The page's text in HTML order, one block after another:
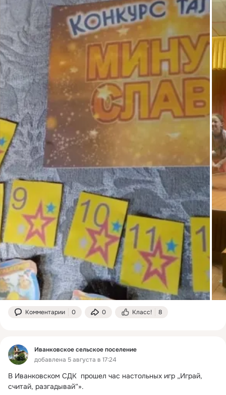
Комментарии 0 0 Класс! 8
Иванковское сельское поселение
добавлена 5 августа в 17:24
В Иванковском СДК  прошел час настольных игр „Играй,
считай, разгадывай“».